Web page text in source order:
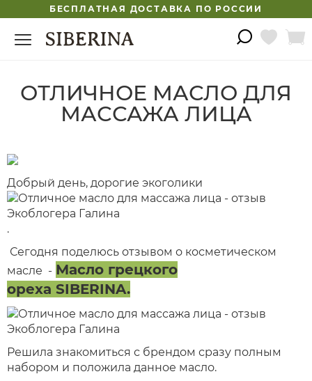
БЕСПЛАТНАЯ ДОСТАВКА ПО РОССИИ
ОТЛИЧНОЕ МАСЛО ДЛЯ
МАССАЖА ЛИЦА
Добрый день, дорогие экоголики
.
Сегодня поделюсь отзывом о косметическом
масле - Масло грецкого
ореха SIBERINA.
Решила знакомиться с брендом сразу полным
набором и положила данное масло.